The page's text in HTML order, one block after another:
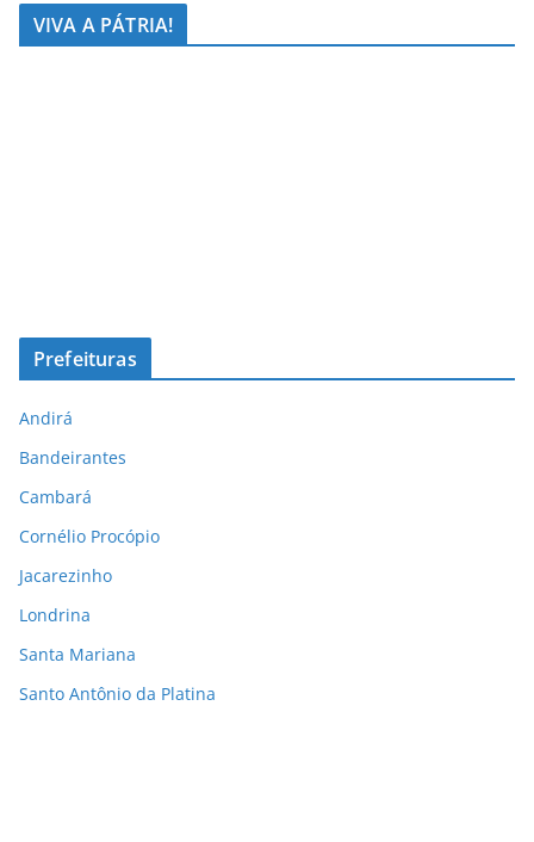
VIVA A PÁTRIA!
Prefeituras
Andirá
Bandeirantes
Cambará
Cornélio Procópio
Jacarezinho
Londrina
Santa Mariana
Santo Antônio da Platina